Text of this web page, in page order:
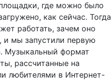
где можно было
как сейчас. Тогда
работать, зачем оно
и мы запустили первую
Музыкальный формат
рассчитанные на
любителями в Интернет-